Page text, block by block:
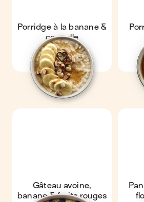
Porridge à la banane &
cannelle
Gâteau avoine,
banane & fruits rouges